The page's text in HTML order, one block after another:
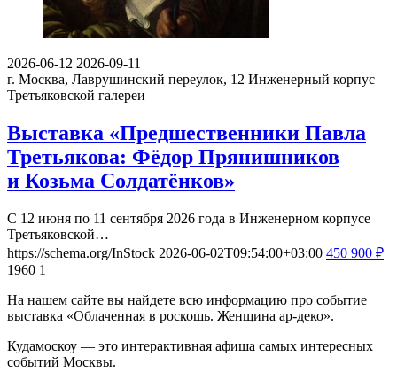
2026-06-12 2026-09-11
г. Москва, Лаврушинский переулок, 12 Инженерный корпус
Третьяковской галереи
Выставка «Предшественники Павла
Третьякова: Фёдор Прянишников
и Козьма Солдатёнков»
С 12 июня по 11 сентября 2026 года в Инженерном корпусе
Третьяковской…
https://schema.org/InStock 2026-06-02T09:54:00+03:00 450 900 ₽
1960 1
На нашем сайте вы найдете всю информацию про событие
выставка «Облаченная в роскошь. Женщина ар-деко».
Кудамоскоу — это интерактивная афиша самых интересных
событий Москвы.